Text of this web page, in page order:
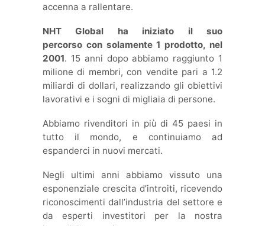
accenna a rallentare.
NHT Global ha iniziato il suo
percorso con solamente 1 prodotto, nel
2001. 15 anni dopo abbiamo raggiunto 1
milione di membri, con vendite pari a 1.2
miliardi di dollari, realizzando gli obiettivi
lavorativi e i sogni di migliaia di persone.
Abbiamo rivenditori in più di 45 paesi in
tutto il mondo, e continuiamo ad
espanderci in nuovi mercati.
Negli ultimi anni abbiamo vissuto una
esponenziale crescita d’introiti, ricevendo
riconoscimenti dall’industria del settore e
da esperti investitori per la nostra